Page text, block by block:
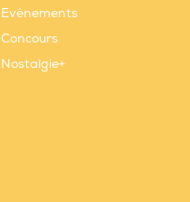
Evènements
Concours
Nostalgie+